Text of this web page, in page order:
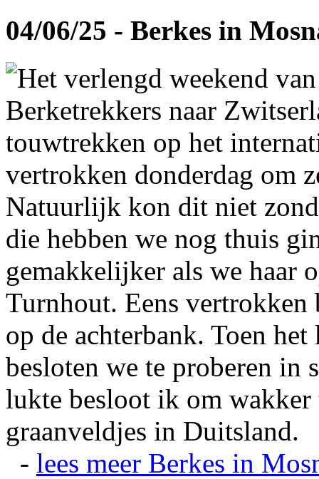
04/06/25 - Berkes in
Het verlengd weekend
Berketrekkers naar
touwtrekken op het
vertrokken donderdag om
Natuurlijk kon dit niet
die hebben we nog thuis
gemakkelijker als we haar
Turnhout. Eens vertrokken
op de achterbank. Toen
besloten we te proberen in
lukte besloot ik om
graanveldjes in Duitsland.
- lees meer Berkes in